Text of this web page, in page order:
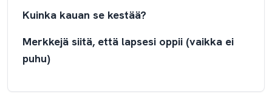
Kuinka kauan se kestää?
Merkkejä siitä, että lapsesi oppii (vaikka ei
puhu)